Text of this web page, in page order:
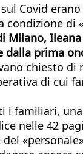
Covid
condizione
Milano,
prima
chiesto
di cui
i familiari,
nelle 42